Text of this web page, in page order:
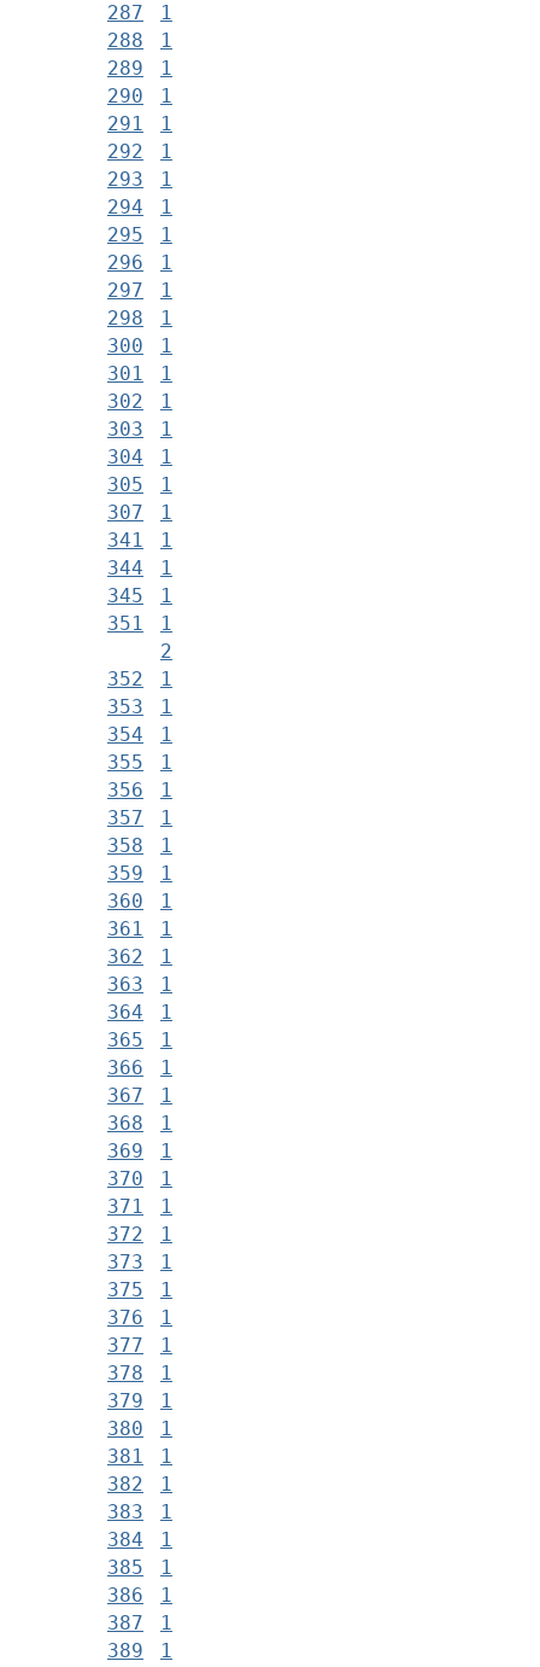
287
1
288
1
289
1
290
1
291
1
292
1
293
1
294
1
295
1
296
1
297
1
298
1
300
1
301
1
302
1
303
1
304
1
305
1
307
1
341
1
344
1
345
1
351
1
2
352
1
353
1
354
1
355
1
356
1
357
1
358
1
359
1
360
1
361
1
362
1
363
1
364
1
365
1
366
1
367
1
368
1
369
1
370
1
371
1
372
1
373
1
375
1
376
1
377
1
378
1
379
1
380
1
381
1
382
1
383
1
384
1
385
1
386
1
387
1
389
1